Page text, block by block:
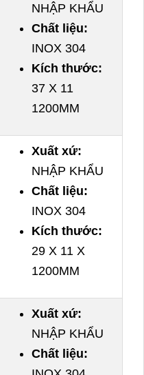
NHẬP KHẨU
Chất liệu:
INOX 304
Kích thước:
37 X 11
1200MM
Xuất xứ:
NHẬP KHẨU
Chất liệu:
INOX 304
Kích thước:
29 X 11 X
1200MM
Xuất xứ:
NHẬP KHẨU
Chất liệu: